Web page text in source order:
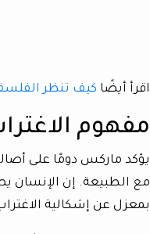
اقرأ أيضًا كيف تنظر
مفهوم
يؤكد ماركس دومًا على
مع الطبيعة. إن الإنسان
بمعزل عن إشكالية